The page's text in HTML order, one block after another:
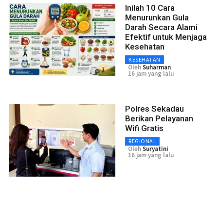
Inilah 10 Cara
Menurunkan Gula
Darah Secara Alami
Efektif untuk Menjaga
Kesehatan
KESEHATAN
OlehSuharman
16 jam yang lalu
Polres Sekadau
Berikan Pelayanan
Wifi Gratis
REGIONAL
OlehSuryatini
16 jam yang lalu